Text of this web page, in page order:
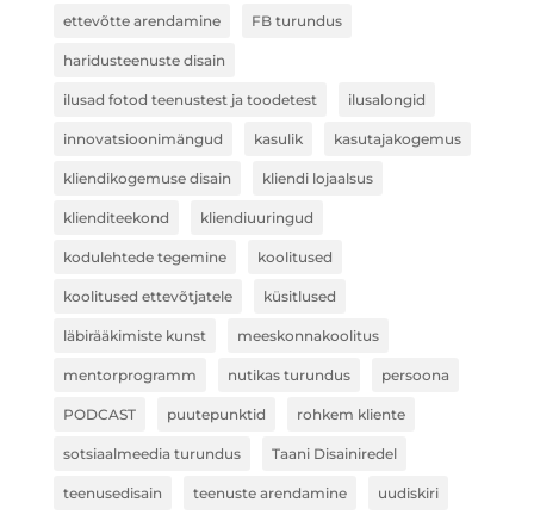
ettevõtte arendamine FB turundus
haridusteenuste disain
ilusad fotod teenustest ja toodetest ilusalongid
innovatsioonimängud kasulik kasutajakogemus
kliendikogemuse disain kliendi lojaalsus
klienditeekond kliendiuuringud
kodulehtede tegemine koolitused
koolitused ettevõtjatele küsitlused
läbirääkimiste kunst meeskonnakoolitus
mentorprogramm nutikas turundus persoona
PODCAST puutepunktid rohkem kliente
sotsiaalmeedia turundus Taani Disainiredel
teenusedisain teenuste arendamine uudiskiri